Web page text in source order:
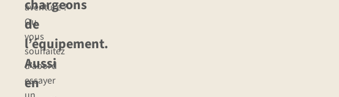
chargeons
de
l’équipement.
Aussi
en
aventure ?
Ou
vous
souhaitez
d’abord
essayer